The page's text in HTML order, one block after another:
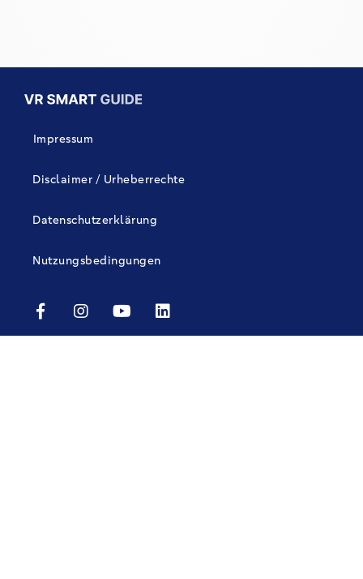
Impressum
Disclaimer / Urheberrechte
Datenschutzerklärung
Nutzungsbedingungen